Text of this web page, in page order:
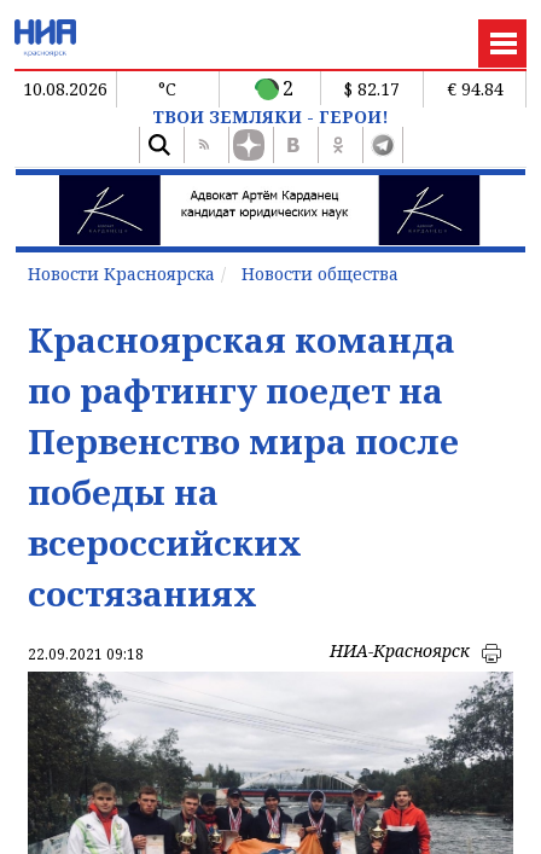
10.08.2026 °C 2 $ 82.17
€ 94.84
ТВОИ ЗЕМЛЯКИ - ГЕРОИ!
Новости Красноярска Новости общества
Красноярская команда
по рафтингу поедет на
Первенство мира после
победы на
всероссийских
состязаниях
22.09.2021 09:18 НИА-Красноярск